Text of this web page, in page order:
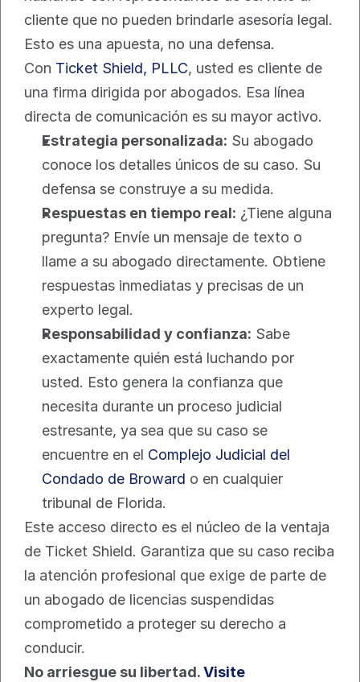
cliente que no pueden brindarle asesoría legal.
Esto es una apuesta, no una defensa.
Con Ticket Shield, PLLC, usted es cliente de
una firma dirigida por abogados. Esa línea
directa de comunicación es su mayor activo.
Estrategia personalizada: Su abogado
conoce los detalles únicos de su caso. Su
defensa se construye a su medida.
Respuestas en tiempo real: ¿Tiene alguna
pregunta? Envíe un mensaje de texto o
llame a su abogado directamente. Obtiene
respuestas inmediatas y precisas de un
experto legal.
Responsabilidad y confianza: Sabe
exactamente quién está luchando por
usted. Esto genera la confianza que
necesita durante un proceso judicial
estresante, ya sea que su caso se
encuentre en el Complejo Judicial del
Condado de Broward o en cualquier
tribunal de Florida.
Este acceso directo es el núcleo de la ventaja
de Ticket Shield. Garantiza que su caso reciba
la atención profesional que exige de parte de
un abogado de licencias suspendidas
comprometido a proteger su derecho a
conducir.
No arriesgue su libertad. Visite